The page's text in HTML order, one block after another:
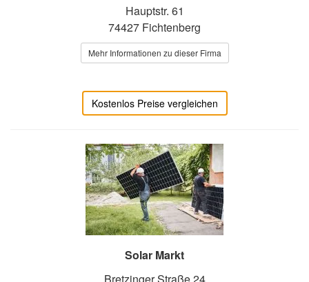
Hauptstr. 61
74427 Fichtenberg
Mehr Informationen zu dieser Firma
Kostenlos Preise vergleichen
Solar Markt